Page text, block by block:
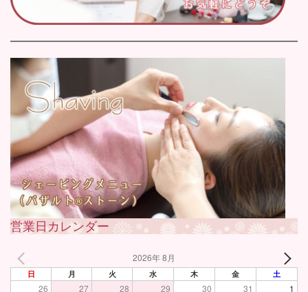
営業日カレンダー
2026年 8月
日 月 火 水 木 金 土
26 27 28 29 30 31 1